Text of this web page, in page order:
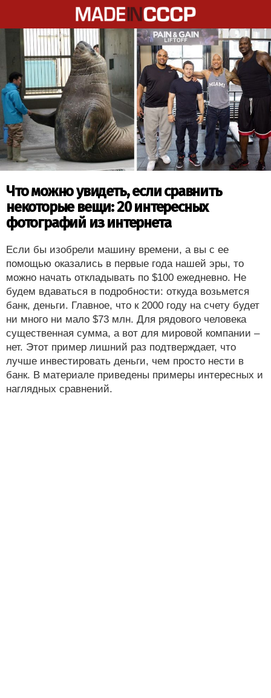
Что можно увидеть, если сравнить
некоторые вещи: 20 интересных
фотографий из интернета
Если бы изобрели машину времени, а вы с ее
помощью оказались в первые года нашей эры, то
можно начать откладывать по $100 ежедневно. Не
будем вдаваться в подробности: откуда возьмется
банк, деньги. Главное, что к 2000 году на счету будет
ни много ни мало $73 млн. Для рядового человека
существенная сумма, а вот для мировой компании –
нет. Этот пример лишний раз подтверждает, что
лучше инвестировать деньги, чем просто нести в
банк. В материале приведены примеры интересных и
наглядных сравнений.